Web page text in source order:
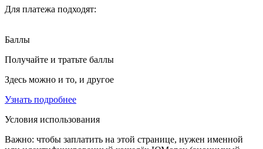
Для платежа подходят:
Баллы
Получайте и тратьте баллы
Здесь можно и то, и другое
Узнать подробнее
Условия использования
Важно: чтобы заплатить на этой странице, нужен именной